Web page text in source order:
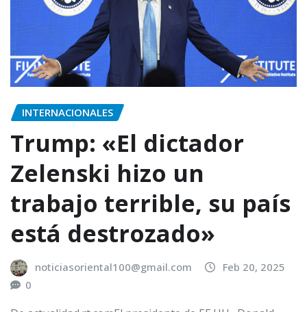
INTERNACIONALES
Trump: «El dictador
Zelenski hizo un
trabajo terrible, su país
está destrozado»
noticiasoriental100@gmail.com
Feb 20, 2025
0